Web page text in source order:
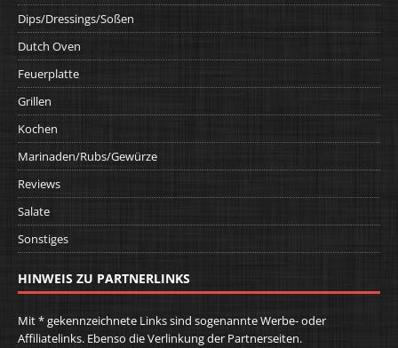
Dips/Dressings/Soßen
Dutch Oven
Feuerplatte
Grillen
Kochen
Marinaden/Rubs/Gewürze
Reviews
Salate
Sonstiges
HINWEIS ZU PARTNERLINKS
Mit * gekennzeichnete Links sind sogenannte Werbe- oder
Affiliatelinks. Ebenso die Verlinkung der Partnerseiten.